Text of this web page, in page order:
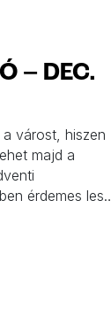
és nagyokat […]
– DEC.
várost, hiszen
majd a
érdemes lesz